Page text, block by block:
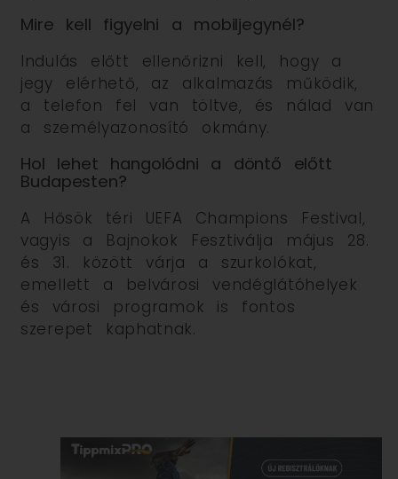
Mire kell figyelni a mobiljegynél?
Indulás előtt ellenőrizni kell, hogy a
jegy elérhető, az alkalmazás működik,
a telefon fel van töltve, és nálad van
a személyazonosító okmány.
Hol lehet hangolódni a döntő előtt
Budapesten?
A Hősök téri UEFA Champions Festival,
vagyis a Bajnokok Fesztiválja május 28.
és 31. között várja a szurkolókat,
emellett a belvárosi vendéglátóhelyek
és városi programok is fontos
szerepet kaphatnak.